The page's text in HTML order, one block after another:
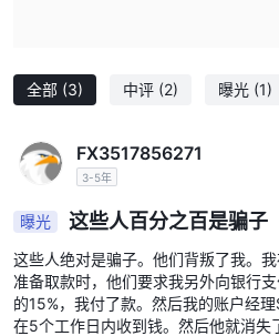
全部 (3) 中评 (2) 曝光 (1)
FX3517856271
3-5年
曝光 这些人百分之百是骗子
这些人绝对是骗子。他们背叛了我。
准备取款时，他们要求我另外向银行
的15%，我付了款。然后我的账户经
在5个工作日内收到钱。然后他就消失